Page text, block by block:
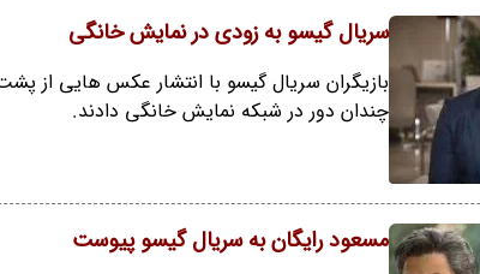
سریال گیسو به زودی در نمایش خانگی
بازیگران سریال گیسو با انتشار عکس هایی از
چندان دور در شبکه نمایش خانگی دادند.
مسعود رایگان به سریال گیسو پیوست